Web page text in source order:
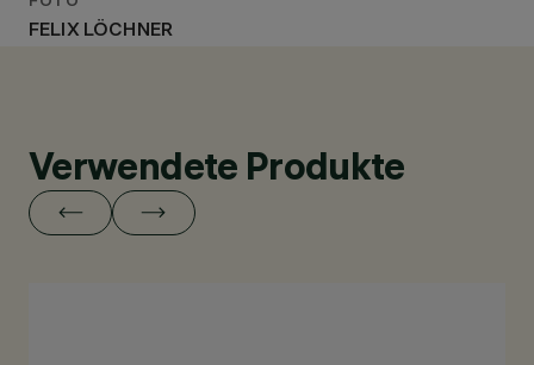
FELIX LÖCHNER
Verwendete Produkte